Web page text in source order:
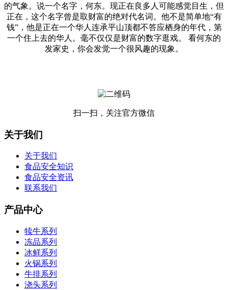
的气象。说一个名字，何东。现正在良多人可能感觉目生，但
正在，这个名字曾是取财富的绝对代名词。他不是简单地“有
钱”，他是正在一个华人连承平山顶都不答应栖身的年代，第
一个住上去的华人。毫不仅仅是财富的数字逛戏。 看何东的
发家史，你会发觉一个很风趣的现象。
扫一扫，关注官方微信
关于我们
关于我们
食品安全知识
食品安全资讯
联系我们
产品中心
犊牛系列
冻品系列
冰鲜系列
火锅系列
牛排系列
浇头系列